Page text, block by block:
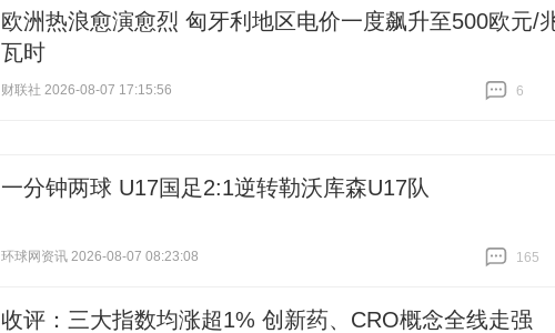
欧洲热浪愈演愈烈 匈牙利地区电价一度飙升至500欧元/
瓦时
财联社 2026-08-07 17:15:56
6
一分钟两球 U17国足2:1逆转勒沃库森U17队
环球网资讯 2026-08-07 08:23:08
165
收评：三大指数均涨超1% 创新药、CRO概念全线走强